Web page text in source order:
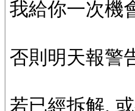
我給你一次機
否則明天報警
若已經拆解,